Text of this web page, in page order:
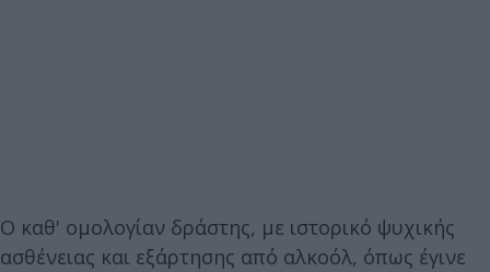
Ο καθ' ομολογίαν δράστης, με ιστορικό ψυχικής
ασθένειας και εξάρτησης από αλκοόλ, όπως έγινε